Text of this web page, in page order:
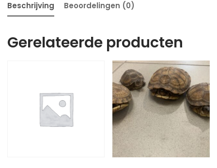
Beschrijving Beoordelingen (0)
Gerelateerde producten